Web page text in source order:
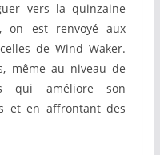
vers la quinzaine
on est renvoyé aux
de Wind Waker.
même au niveau de
qui améliore son
et en affrontant des